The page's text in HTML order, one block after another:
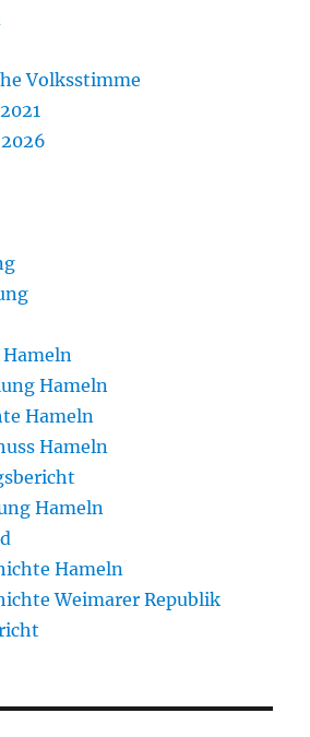
Volksstimme
Hameln
Hameln
Hameln
Hameln
Hameln
Weimarer Republik